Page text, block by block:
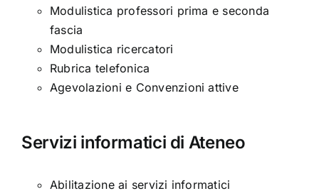
Modulistica professori prima e seconda
fascia
Modulistica ricercatori
Rubrica telefonica
Agevolazioni e Convenzioni attive
Servizi informatici di Ateneo
Abilitazione ai servizi informatici